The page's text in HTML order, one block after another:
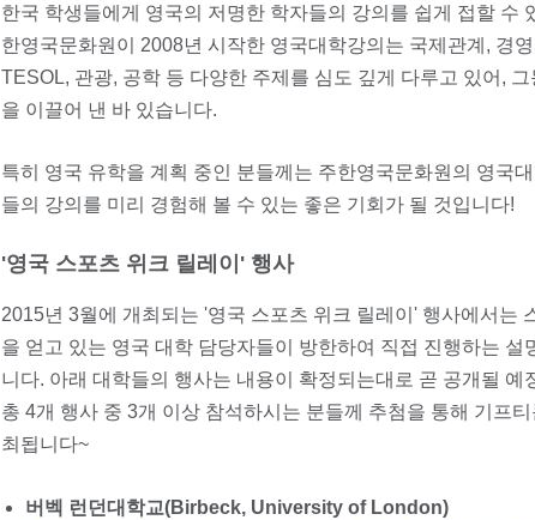
한국 학생들에게 영국의 저명한 학자들의 강의를 쉽게 접할 수
한영국문화원이 2008년 시작한 영국대학강의는 국제관계, 경
TESOL, 관광, 공학 등 다양한 주제를 심도 깊게 다루고 있어,
을 이끌어 낸 바 있습니다.
특히 영국 유학을 계획 중인 분들께는 주한영국문화원의 영국
들의 강의를 미리 경험해 볼 수 있는 좋은 기회가 될 것입니다!
'영국 스포츠 위크 릴레이' 행사
2015년 3월에 개최되는 '영국 스포츠 위크 릴레이' 행사에서는
을 얻고 있는 영국 대학 담당자들이 방한하여 직접 진행하는 설
니다. 아래 대학들의 행사는 내용이 확정되는대로 곧 공개될 예
총 4개 행사 중 3개 이상 참석하시는 분들께 추첨을 통해 기프
최됩니다~
버벡 런던대학교(Birbeck, University of London)